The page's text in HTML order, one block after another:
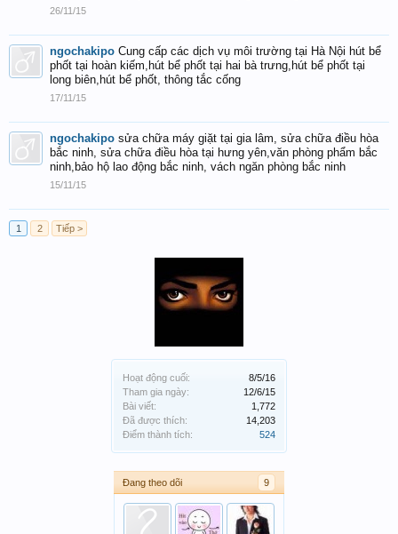
Hoạt động cuối:
8/5/16
Tham gia ngày:
12/6/15
Bài viết:
1,772
Đã được thích:
14,203
Điểm thành tích:
524
Đang theo dõi 9
26/11/15
ngochakipo Cung cấp các dịch vụ môi trường tại Hà Nội hút bể
phốt tại hoàn kiếm,hút bể phốt tại hai bà trưng,hút bể phốt tại
long biên,hút bể phốt, thông tắc cống
17/11/15
ngochakipo sửa chữa máy giặt tại gia lâm, sửa chữa điều hòa
bắc ninh, sửa chữa điều hòa tại hưng yên,văn phòng phẩm bắc
ninh,bảo hộ lao động bắc ninh, vách ngăn phòng bắc ninh
15/11/15
1 2 Tiếp >